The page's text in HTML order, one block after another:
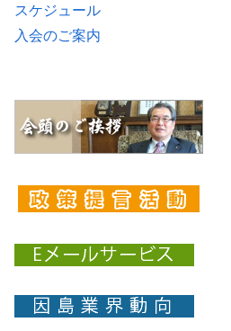
スケジュール
入会のご案内